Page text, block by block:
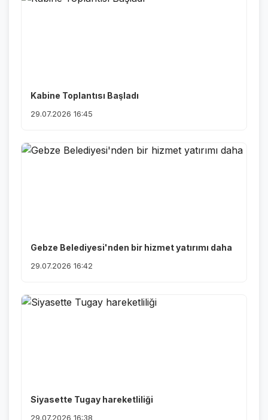
Kabine Toplantısı Başladı
29.07.2026 16:45
Gebze Belediyesi'nden bir hizmet yatırımı daha
29.07.2026 16:42
Siyasette Tugay hareketliliği
29.07.2026 16:38